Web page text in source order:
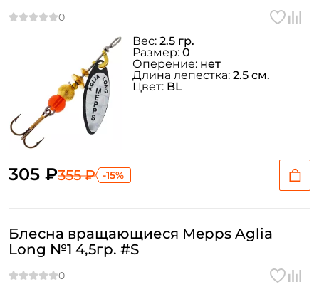
305 ₽355 ₽ -15%
Вес: 2.5 гр.
Размер: 0
Оперение: нет
Длина лепестка: 2.5 см.
Цвет: BL
Блесна вращающиеся Mepps Aglia
Long №1 4,5гр. #S